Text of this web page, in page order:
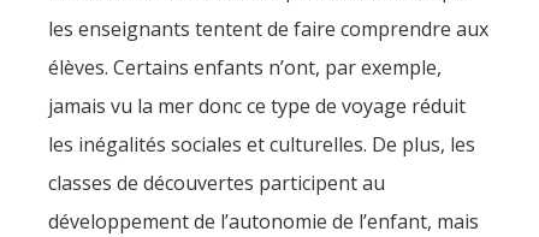
les enseignants tentent de faire comprendre aux
élèves. Certains enfants n’ont, par exemple,
jamais vu la mer donc ce type de voyage réduit
les inégalités sociales et culturelles. De plus, les
classes de découvertes participent au
développement de l’autonomie de l’enfant, mais